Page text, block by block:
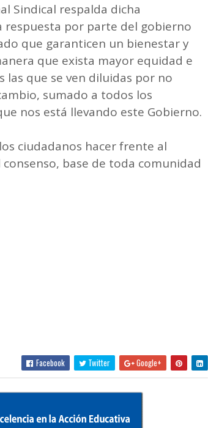
Sindical respalda dicha
respuesta por parte del gobierno
que garanticen un bienestar y
que exista mayor equidad e
que se ven diluidas por no
sumado a todos los
nos está llevando este Gobierno.
ciudadanos hacer frente al
base de toda comunidad
Facebook Twitter Google+